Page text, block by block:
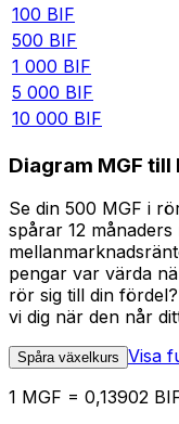
100 BIF
500 BIF
1 000 BIF
5 000 BIF
10 000 BIF
Diagram MGF till
Se din 500 MGF i
spårar 12
pengar var värda
rör sig till din
vi dig när den når
Spåra växelkurs Visa
1 MGF = 0,13902